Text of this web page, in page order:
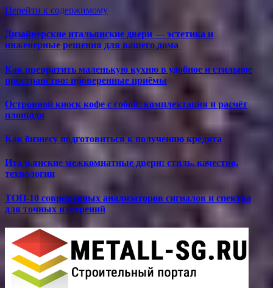
Перейти к содержимому
Дизайнерские итальянские двери — эстетика и
инженерные решения для вашего дома
Как превратить маленькую кухню в удобное и стильное
пространство: проверенные приёмы
Островной киоск кофе с собой: комплектация и расчёт
площади
Как бизнесу подготовиться к получению кредита
Итальянские межкомнатные двери: стиль, качество,
технологии
ТОП-10 современных анализаторов сигналов и спектра
для точных измерений